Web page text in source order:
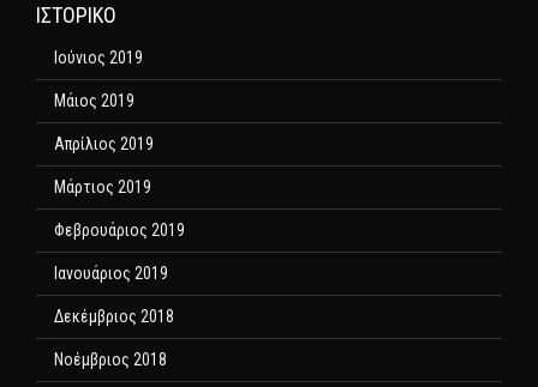
ΙΣΤΟΡΙΚΌ
Ιούνιος 2019
Μάιος 2019
Απρίλιος 2019
Μάρτιος 2019
Φεβρουάριος 2019
Ιανουάριος 2019
Δεκέμβριος 2018
Νοέμβριος 2018